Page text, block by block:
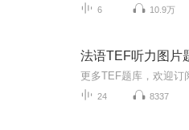
6 10.9万
法语TEF听力图片
更多TEF题库，欢迎订
24 8337